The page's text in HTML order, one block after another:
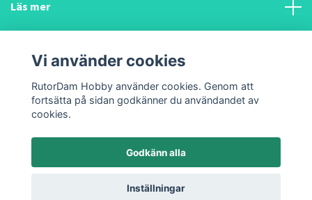
Läs mer
Funderar du på något?
© 2026 Chosen Handmade & RutorDam Hobby
Vi använder cookies
RutorDam Hobby använder cookies. Genom att
fortsätta på sidan godkänner du användandet av
cookies.
Godkänn alla
Inställningar